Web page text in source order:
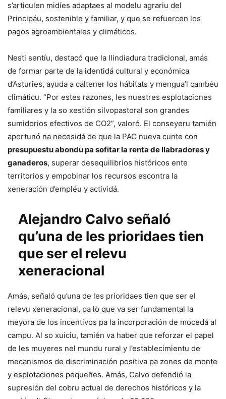
s’articulen midíes adaptaes al modelu agrariu del
Principáu, sostenible y familiar, y que se refuercen los
pagos agroambientales y climáticos.
Nesti sentíu, destacó que la llindiadura tradicional, amás
de formar parte de la identidá cultural y económica
d’Asturies, ayuda a caltener los hábitats y mengua’l cambéu
climáticu. “Por estes razones, les nuestres esplotaciones
familiares y la so xestión silvopastoral son grandes
sumidorios efectivos de CO2”, valoró. El conseyeru tamién
aportunó na necesidá de que la PAC nueva cunte con
presupuestu abondu pa sofitar la renta de llabradores y
ganaderos, superar desequilibrios históricos ente
territorios y empobinar los recursos escontra la
xeneración d’empléu y actividá.
Alejandro Calvo señaló
qu’una de les prioridaes tien
que ser el relevu
xeneracional
Amás, señaló qu’una de les prioridaes tien que ser el
relevu xeneracional, pa lo que va ser fundamental la
meyora de los incentivos pa la incorporación de mocedá al
campu. Al so xuiciu, tamién va haber que reforzar el papel
de les muyeres nel mundu rural y l’establecimientu de
mecanismos de discriminación positiva pa zones de monte
y esplotaciones pequeñes. Amás, Calvo defendió la
supresión del cobru actual de derechos históricos y la